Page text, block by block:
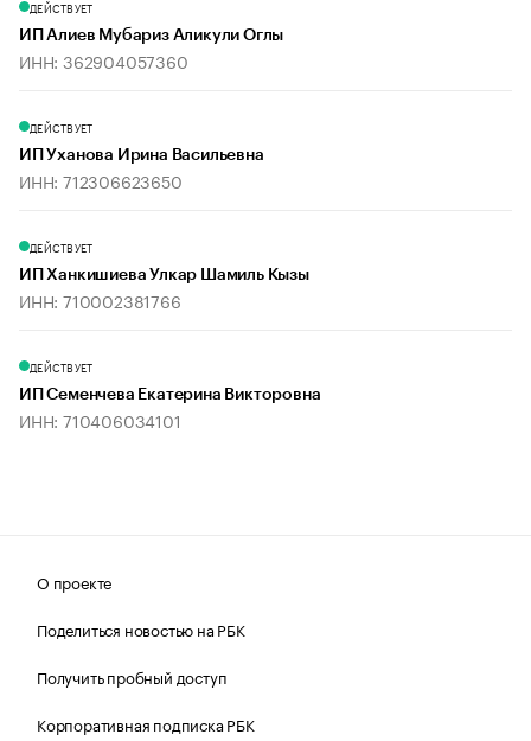
ДЕЙСТВУЕТ
ИП Алиев Мубариз Аликули Оглы
ИНН: 362904057360
ДЕЙСТВУЕТ
ИП Уханова Ирина Васильевна
ИНН: 712306623650
ДЕЙСТВУЕТ
ИП Ханкишиева Улкар Шамиль Кызы
ИНН: 710002381766
ДЕЙСТВУЕТ
ИП Семенчева Екатерина Викторовна
ИНН: 710406034101
О проекте
Поделиться новостью на РБК
Получить пробный доступ
Корпоративная подписка РБК